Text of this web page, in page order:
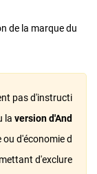
de la marque du
pas d'instructi
la version d'And
d'économie d
d'exclure